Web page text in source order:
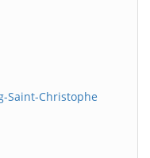
Saint-Christophe